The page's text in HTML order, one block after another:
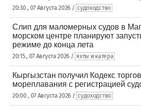
20:30 , 07 Августа 2026 / судоходство
Слип для маломерных судов в
морском центре планируют
режиме до конца лета
20:15 , 07 Августа 2026 / яхты и катера
Кыргызстан получил Кодекс
мореплавания с регистрацией
20:00 , 07 Августа 2026 / судоходство